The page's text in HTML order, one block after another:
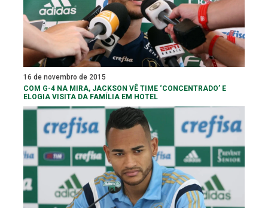
16 de novembro de 2015
COM G-4 NA MIRA, JACKSON VÊ TIME ‘CONCENTRADO’ E
ELOGIA VISITA DA FAMÍLIA EM HOTEL